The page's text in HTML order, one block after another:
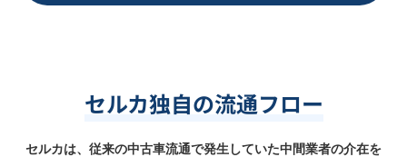
セルカ独自の流通フロー
セルカは、従来の中古車流通で発生していた中間業者の介在を